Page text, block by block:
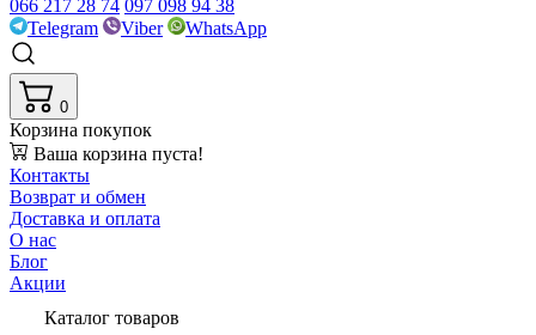
066 217 28 74 097 098 94 38
Telegram
Viber WhatsApp
0
Корзина покупок
Ваша корзина пуста!
Контакты
Возврат и обмен
Доставка и оплата
О нас
Блог
Акции
Каталог товаров